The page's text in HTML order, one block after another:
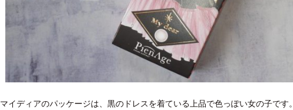
マイディアのパッケージは、黒のドレスを着ている上品で色っぽい女の子です。